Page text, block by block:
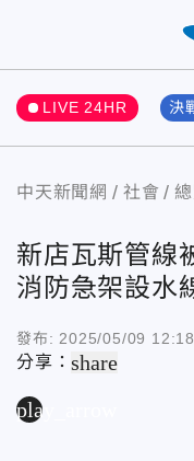
LIVE 24HR 決
中天新聞網 社會
新店瓦斯管線
消防急架設水
發布: 2025/05/09 12:18
分享：share
play_arrow